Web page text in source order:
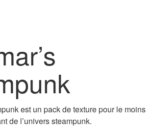
est un pack de texture pour le moins
de l’univers steampunk.